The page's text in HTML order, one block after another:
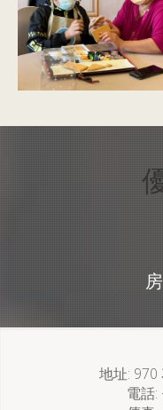
地址 970
電話